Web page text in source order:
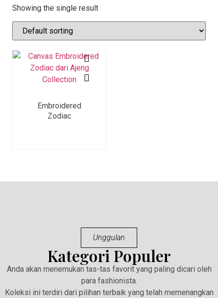
Showing the single result
Embroidered
Zodiac
Unggulan
Kategori Populer
Anda akan menemukan tas-tas favorit yang paling dicari oleh
para fashionista.
Koleksi ini terdiri dari pilihan terbaik yang telah memenangkan